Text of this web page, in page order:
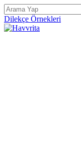
Dilekçe Örnekleri